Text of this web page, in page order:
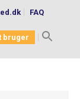
FAQ
bruger
Search